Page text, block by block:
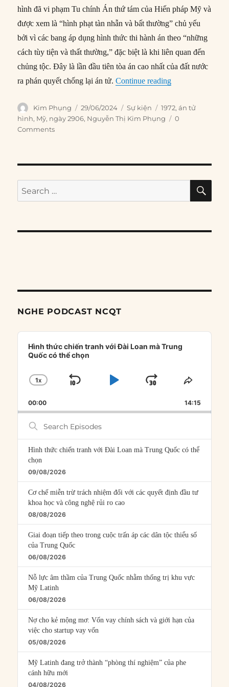
hình đã vi phạm Tu chính Án thứ tám của Hiến pháp Mỹ và
được xem là “hình phạt tàn nhẫn và bất thường” chủ yếu
bởi vì các bang áp dụng hình thức thi hành án theo “những
cách tùy tiện và thất thường,” đặc biệt là khi liên quan đến
chủng tộc. Đây là lần đầu tiên tòa án cao nhất của đất nước
ra phán quyết chống lại án tử.Continue reading“29/06/1972: Tối
Author
Kim Phụng
Posted
on
29/06/2024 Categories
Sự kiện Tags
1972,án tử
hình, Mỹ, ngày 2906, Nguyễn Thị Kim Phụng
0
Comments
Search
for:
NGHE PODCAST NCQT
Audio
Player
Hình thức chiến tranh với Đài Loan mà Trung
Quốc có thể chọn
CHANGE
RATE
1X
SKIP
PLAYJUMP
FORWARD
SHARE
00:00 14:15
Search
Episodes
Hình thức chiến tranh với Đài Loan mà Trung Quốc có thể
chọn
09/08/2026
Cơ chế miễn trừ trách nhiệm đối với các quyết định đầu tư
khoa học và công nghệ rủi ro cao
08/08/2026
Giai đoạn tiếp theo trong cuộc trấn áp các dân tộc thiểu số
của Trung Quốc
06/08/2026
Nỗ lực âm thầm của Trung Quốc nhằm thống trị khu vực
Mỹ Latinh
06/08/2026
Nợ cho kẻ mộng mơ: Vốn vay chính sách và giới hạn của
việc cho startup vay vốn
05/08/2026
Mỹ Latinh đang trở thành “phòng thí nghiệm” của phe
cánh hữu mới
04/08/2026